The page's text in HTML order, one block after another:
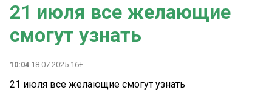
21 июля все желающие
смогут узнать
10:04 18.07.2025 16+
21 июля все желающие смогут узнать